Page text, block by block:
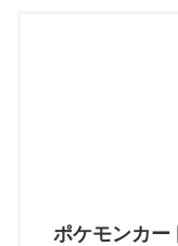
ポケモンカー